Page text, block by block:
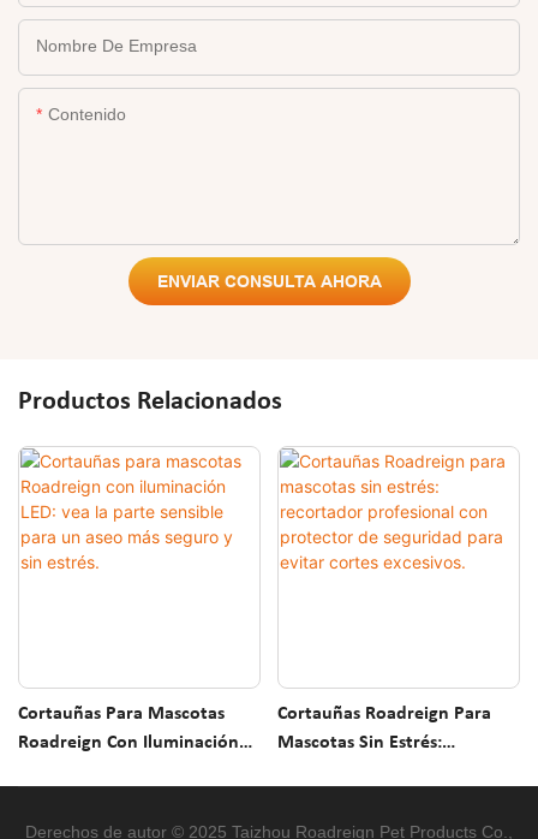
Nombre De Empresa
Contenido
ENVIAR CONSULTA AHORA
Productos Relacionados
Cortauñas Para Mascotas
Roadreign Con Iluminación
Sin Estrés.
Cortauñas Roadreign Para
Mascotas Sin Estrés:
Evitar Cortes Excesivos.
Derechos de autor © 2025 Taizhou Roadreign Pet Products Co.,